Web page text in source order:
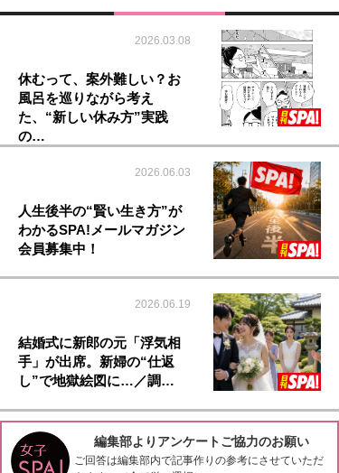
2026.03.08
休むって、案外難しい？お
風呂を巡りながら考え
た、“新しい休み方”実践
の…
2026.06.03
人生後半の“賢い生き方”が
わかるSPA!メールマガジン
会員募集中！
2026.06.19
結婚式に新郎の元「浮気相
手」が出席。新婦の“仕返
し”で地獄絵図に…／調…